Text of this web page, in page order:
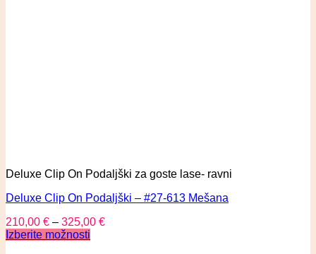
Deluxe Clip On Podaljški za goste lase- ravni
Deluxe Clip On Podaljški – #27-613 Mešana
210,00 € – 325,00 €
Izberite možnosti